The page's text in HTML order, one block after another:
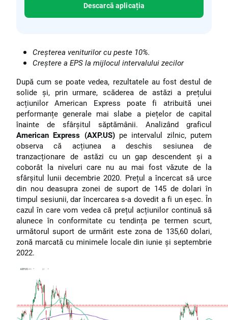
Descarcă aplicația
Creșterea veniturilor cu peste 10%.
Creștere a EPS la mijlocul intervalului zecilor
După cum se poate vedea, rezultatele au fost destul de
solide și, prin urmare, scăderea de astăzi a prețului
acțiunilor American Express poate fi atribuită unei
performanțe generale mai slabe a piețelor de capital
înainte de sfârșitul săptămânii. Analizând graficul
American Express (AXP.US) pe intervalul zilnic, putem
observa că acțiunea a deschis sesiunea de
tranzacționare de astăzi cu un gap descendent și a
coborât la niveluri care nu au mai fost văzute de la
sfârșitul lunii decembrie 2020. Prețul a încercat să urce
din nou deasupra zonei de suport de 145 de dolari în
timpul sesiunii, dar încercarea s-a dovedit a fi un eșec. În
cazul în care vom vedea că prețul acțiunilor continuă să
alunece în conformitate cu tendința pe termen scurt,
următorul suport de urmărit este zona de 135,60 dolari,
zonă marcată cu minimele locale din iunie și septembrie
2022.